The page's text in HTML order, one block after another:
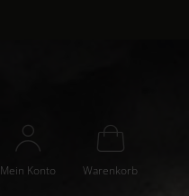
Mein Konto Warenkorb